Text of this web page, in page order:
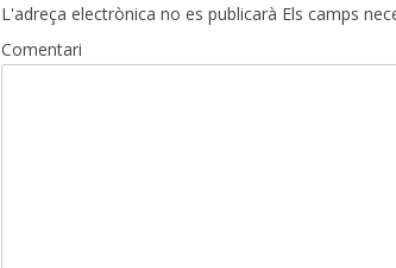
L'adreça electrònica no es publicarà Els camps
Comentari